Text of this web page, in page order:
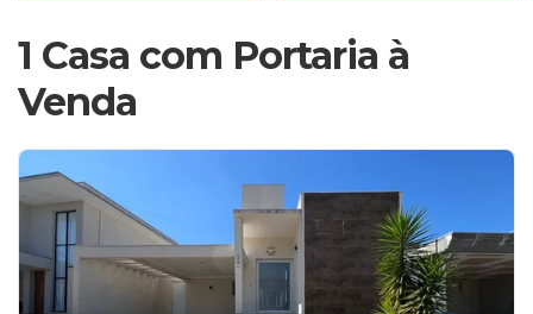
1 Casa com Portaria à
Venda